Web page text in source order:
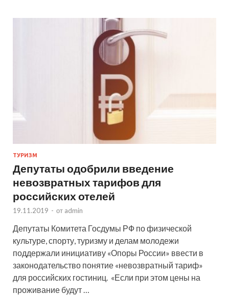
ТУРИЗМ
Депутаты одобрили введение
невозвратных тарифов для
российских отелей
19.11.2019 - от admin
Депутаты Комитета Госдумы РФ по физической
культуре, спорту, туризму и делам молодежи
поддержали инициативу «Опоры России» ввести в
законодательство понятие «невозвратный тариф»
для российских гостиниц. «Если при этом цены на
проживание будут …